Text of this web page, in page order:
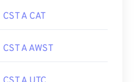
CST A CAT
CST A AWST